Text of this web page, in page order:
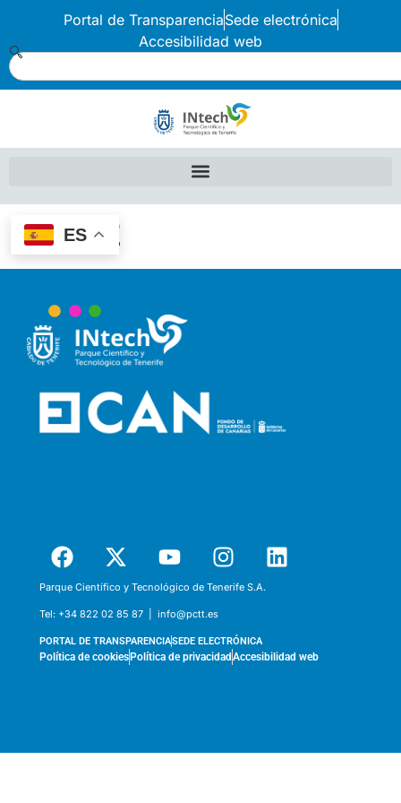
Portal de TransparenciaSede electrónica
Accesibilidad web
ES
Icia22
Parque Científico y Tecnológico de Tenerife S.A.
Tel: +34 822 02 85 87 | info@pctt.es
PORTAL DE TRANSPARENCIASEDE ELECTRÓNICA
Política de cookiesPolítica de privacidadAccesibilidad web